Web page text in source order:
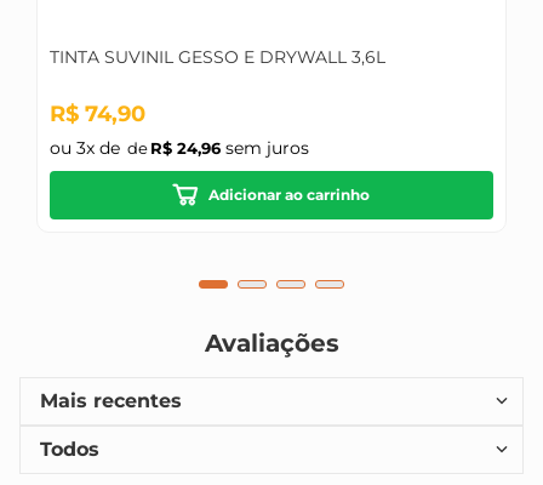
TINTA SUVINIL GESSO E DRYWALL 3,6L
R$ 74,90
ou 3x de R$ 24,96sem juros
Adicionar ao carrinho
Avaliações
Mais recentes
Todos